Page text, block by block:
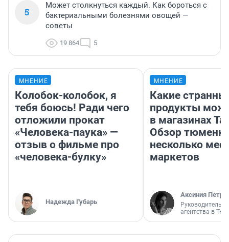
5
Может столкнуться каждый. Как бороться с
бактериальными болезнями овощей —
советы
19 864 5
МНЕНИЕ
Колобок-колобок, я
тебя боюсь! Ради чего
отложили прокат
«Человека-паука» —
отзыв о фильме про
«человека-булку»
Надежда Губарь
МНЕНИЕ
Какие
продукты
в магазинах
Обзор
несколько
маркетов
Аксиния
Руководитель
агентства в